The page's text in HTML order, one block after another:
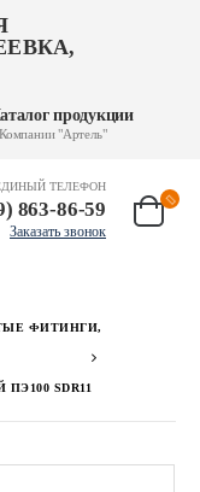
продукции
"Артель"
ТЕЛЕФОН
863-86-59
Заказать звонок
ФИТИНГИ,
SDR11